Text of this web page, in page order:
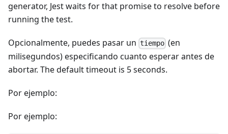
generator, Jest waits for that promise to resolve before
running the test.
Opcionalmente, puedes pasar un tiempo (en
milisegundos) especificando cuanto esperar antes de
abortar. The default timeout is 5 seconds.
Por ejemplo:
Por ejemplo: